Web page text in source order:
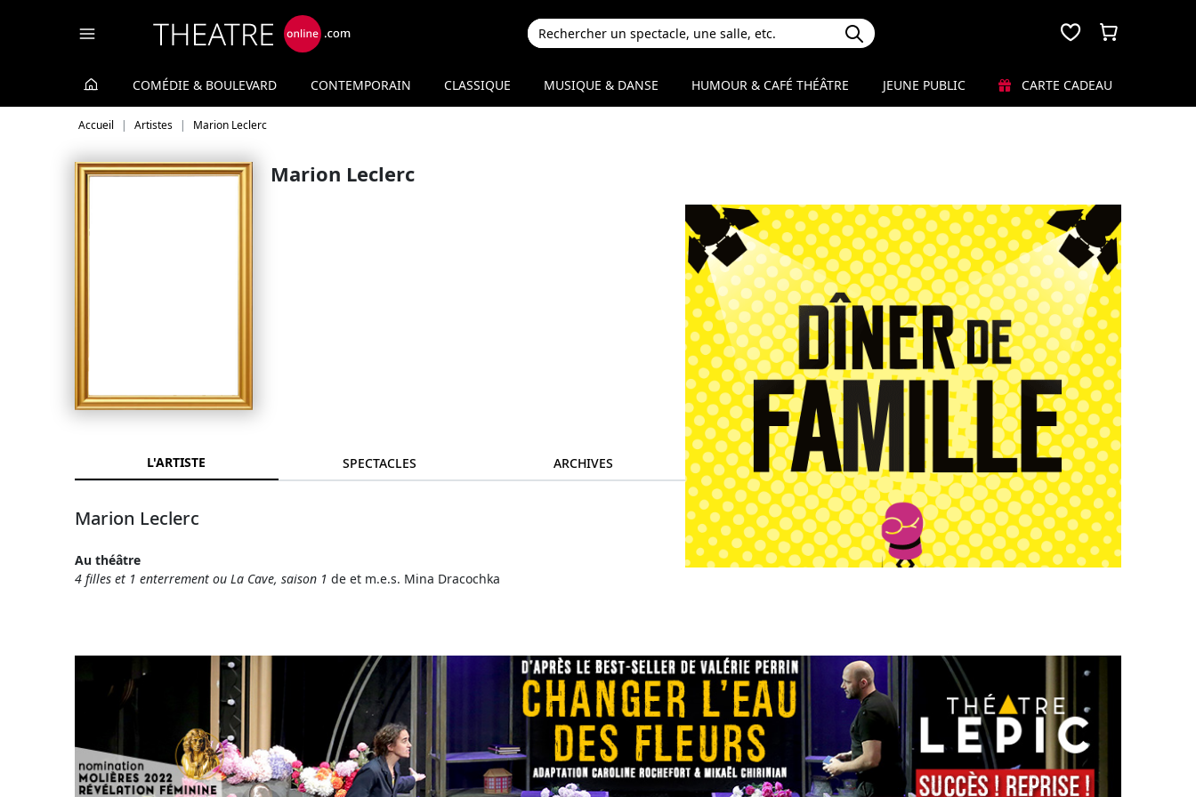
COMÉDIE & BOULEVARD CONTEMPORAIN CLASSIQUE MUSIQUE & DANSE HUMOUR & CAFÉ THÉÂTRE JEUNE PUBLIC CARTE CADEAU
Accueil Artistes Marion Leclerc
Marion Leclerc
L'ARTISTE SPECTACLES ARCHIVES
Marion Leclerc
Au théâtre
4 filles et 1 enterrement ou La Cave, saison 1 de et m.e.s. Mina Dracochka